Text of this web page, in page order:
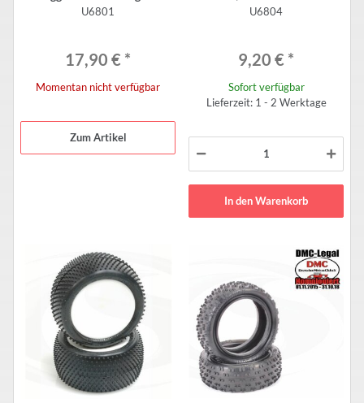
2WD Komplettrad vorne (2
U6801
17,90 € *
Momentan nicht verfügbar
Zum Artikel
2.2" - GELB (2 Stück)
U6804
9,20 € *
Sofort verfügbar
Lieferzeit: 1 - 2 Werktage
In den Warenkorb